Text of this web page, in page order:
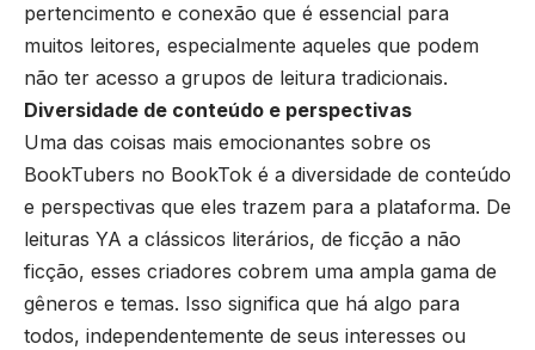
pertencimento e conexão que é essencial para
muitos leitores, especialmente aqueles que podem
não ter acesso a grupos de leitura tradicionais.
Diversidade de conteúdo e perspectivas
Uma das coisas mais emocionantes sobre os
BookTubers no BookTok é a diversidade de conteúdo
e perspectivas que eles trazem para a plataforma. De
leituras YA a clássicos literários, de ficção a não
ficção, esses criadores cobrem uma ampla gama de
gêneros e temas. Isso significa que há algo para
todos, independentemente de seus interesses ou